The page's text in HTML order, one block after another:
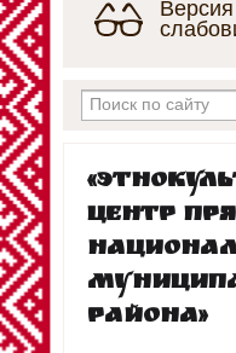
центр
района»